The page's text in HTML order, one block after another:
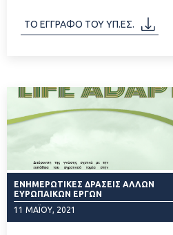
ΤΟ ΕΓΓΡΑΦΟ ΤΟΥ ΥΠ.ΕΣ.
ΕΝΗΜΕΡΩΤΙΚΈΣ ΔΡΆΣΕΙΣ ΆΛΛΩΝ
ΕΥΡΩΠΑΙΚΏΝ ΈΡΓΩΝ
11 ΜΑΪ́ΟΥ, 2021